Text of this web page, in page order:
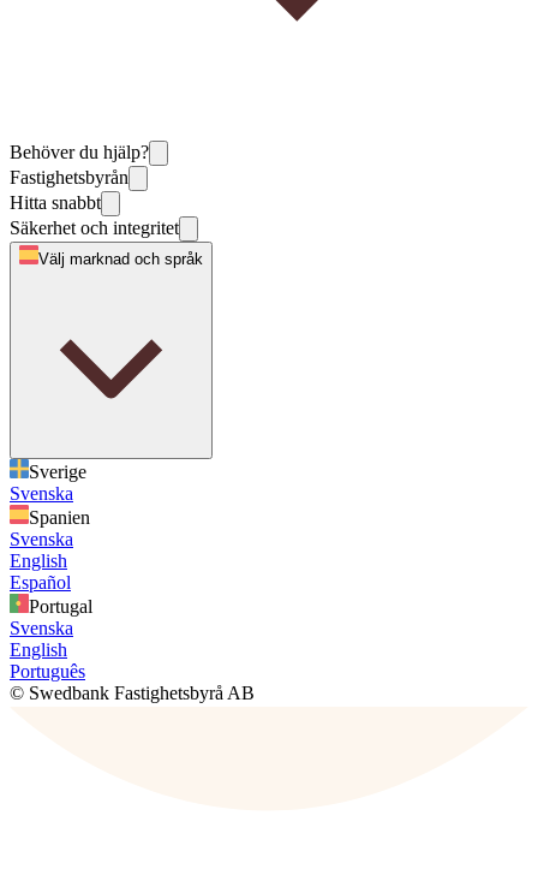
Behöver du hjälp?
Fastighetsbyrån
Hitta snabbt
Säkerhet och integritet
Välj marknad och språk
Sverige
Svenska
Spanien
Svenska
English
Español
Portugal
Svenska
English
Português
© Swedbank Fastighetsbyrå AB